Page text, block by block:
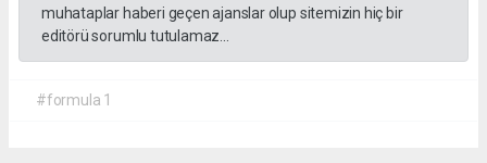
muhataplar haberi geçen ajanslar olup sitemizin hiç bir
editörü sorumlu tutulamaz...
#formula 1